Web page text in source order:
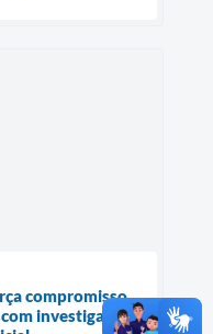
compromisso
investigação